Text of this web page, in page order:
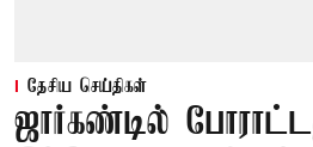
தேசிய செய்திகள்
ஜார்கண்டில்